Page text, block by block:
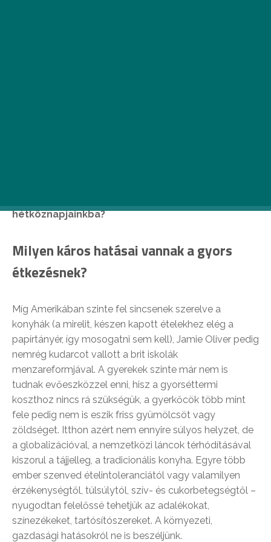
hétköznapjainkba?
Milyen káros hatásai vannak a gyors
étkezésnek?
Míg Amerikában szinte fel sincsenek szerelve a
konyhák (a mirelit, készen kapott ételekhez elég a
papírtányér, így mosogatni sem kell), Jamie Oliver pedig
nemrég kudarcot vallott a brit iskolák
menzareformjával. A gyerekek szinte már nem is
tudnak evőeszközzel enni, hisz a gyorséttermi
koszthoz nincs rá szükségük, a gyerkőcök több mint
fele pedig nem is eszik friss gyümölcsöt vagy
zöldséget. Itthon azért nem ennyire súlyos helyzet, de
a globalizációval, a nemzetközi láncok térhódításával
kiszorul a tájjelleg, a tradicionális konyha. Egyre több
ember szenved ételintoleranciától vagy valamilyen
érzékenységtől, túlsúlytól, szív- és cukorbetegségtől –
nyugodtan felelőssé tehetjük az adalékokat,
színezékeket, tartósítószereket. A környezeti,
gazdasági hatásokról ne is beszéljünk.